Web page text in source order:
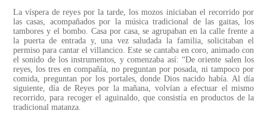
La víspera de reyes por la tarde, los mozos iniciaban el recorrido por
las casas, acompañados por la música tradicional de las gaitas, los
tambores y el bombo. Casa por casa, se agrupaban en la calle frente a
la puerta de entrada y, una vez saludada la familia, solicitaban el
permiso para cantar el villancico. Este se cantaba en coro, animado con
el sonido de los instrumentos, y comenzaba así: “De oriente salen los
reyes, los tres en compañía, no preguntan por posada, ni tampoco por
comida, preguntan por los portales, donde Dios nacido había. Al día
siguiente, día de Reyes por la mañana, volvían a efectuar el mismo
recorrido, para recoger el aguinaldo, que consistía en productos de la
tradicional matanza.